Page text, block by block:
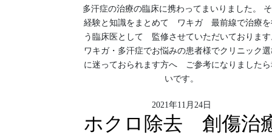
多汗症の治療の臨床に携わってまいりました。
経験と知識をまとめて ワキガ 最前線で治療を
う臨床医として 監修させていただいております
ワキガ・多汗症でお悩みの患者様でクリニック
に迷っておられます方へ ご参考になりましたら
いです。
2021年11月24日
ホクロ除去 創傷治